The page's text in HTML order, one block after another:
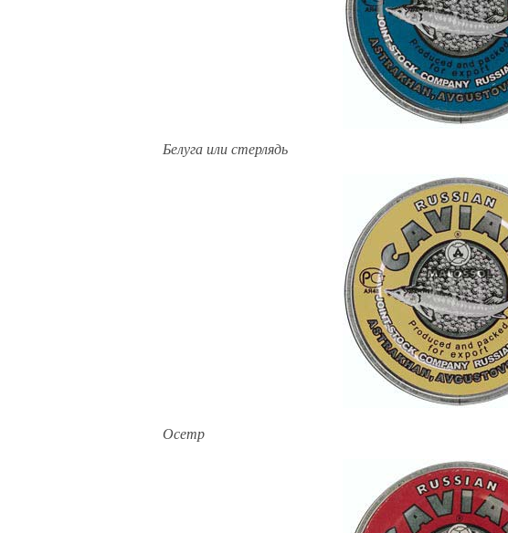
Белуга или стерлядь
Осетр